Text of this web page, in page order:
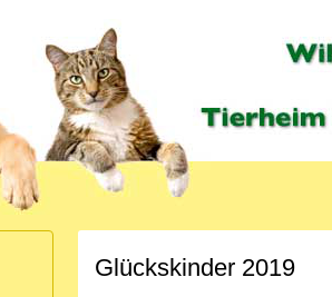
Glückskinder 2019